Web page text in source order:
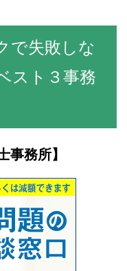
で失敗しな
スト３事務
事務所】